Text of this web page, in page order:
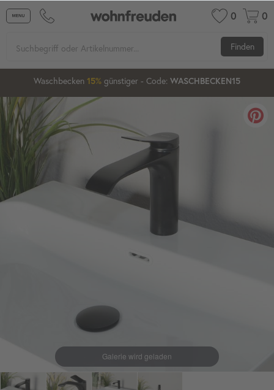
0 0
Finden
1 21 10 53
Waschbecken 15% günstiger - Code: WASCHBECKEN15
20%